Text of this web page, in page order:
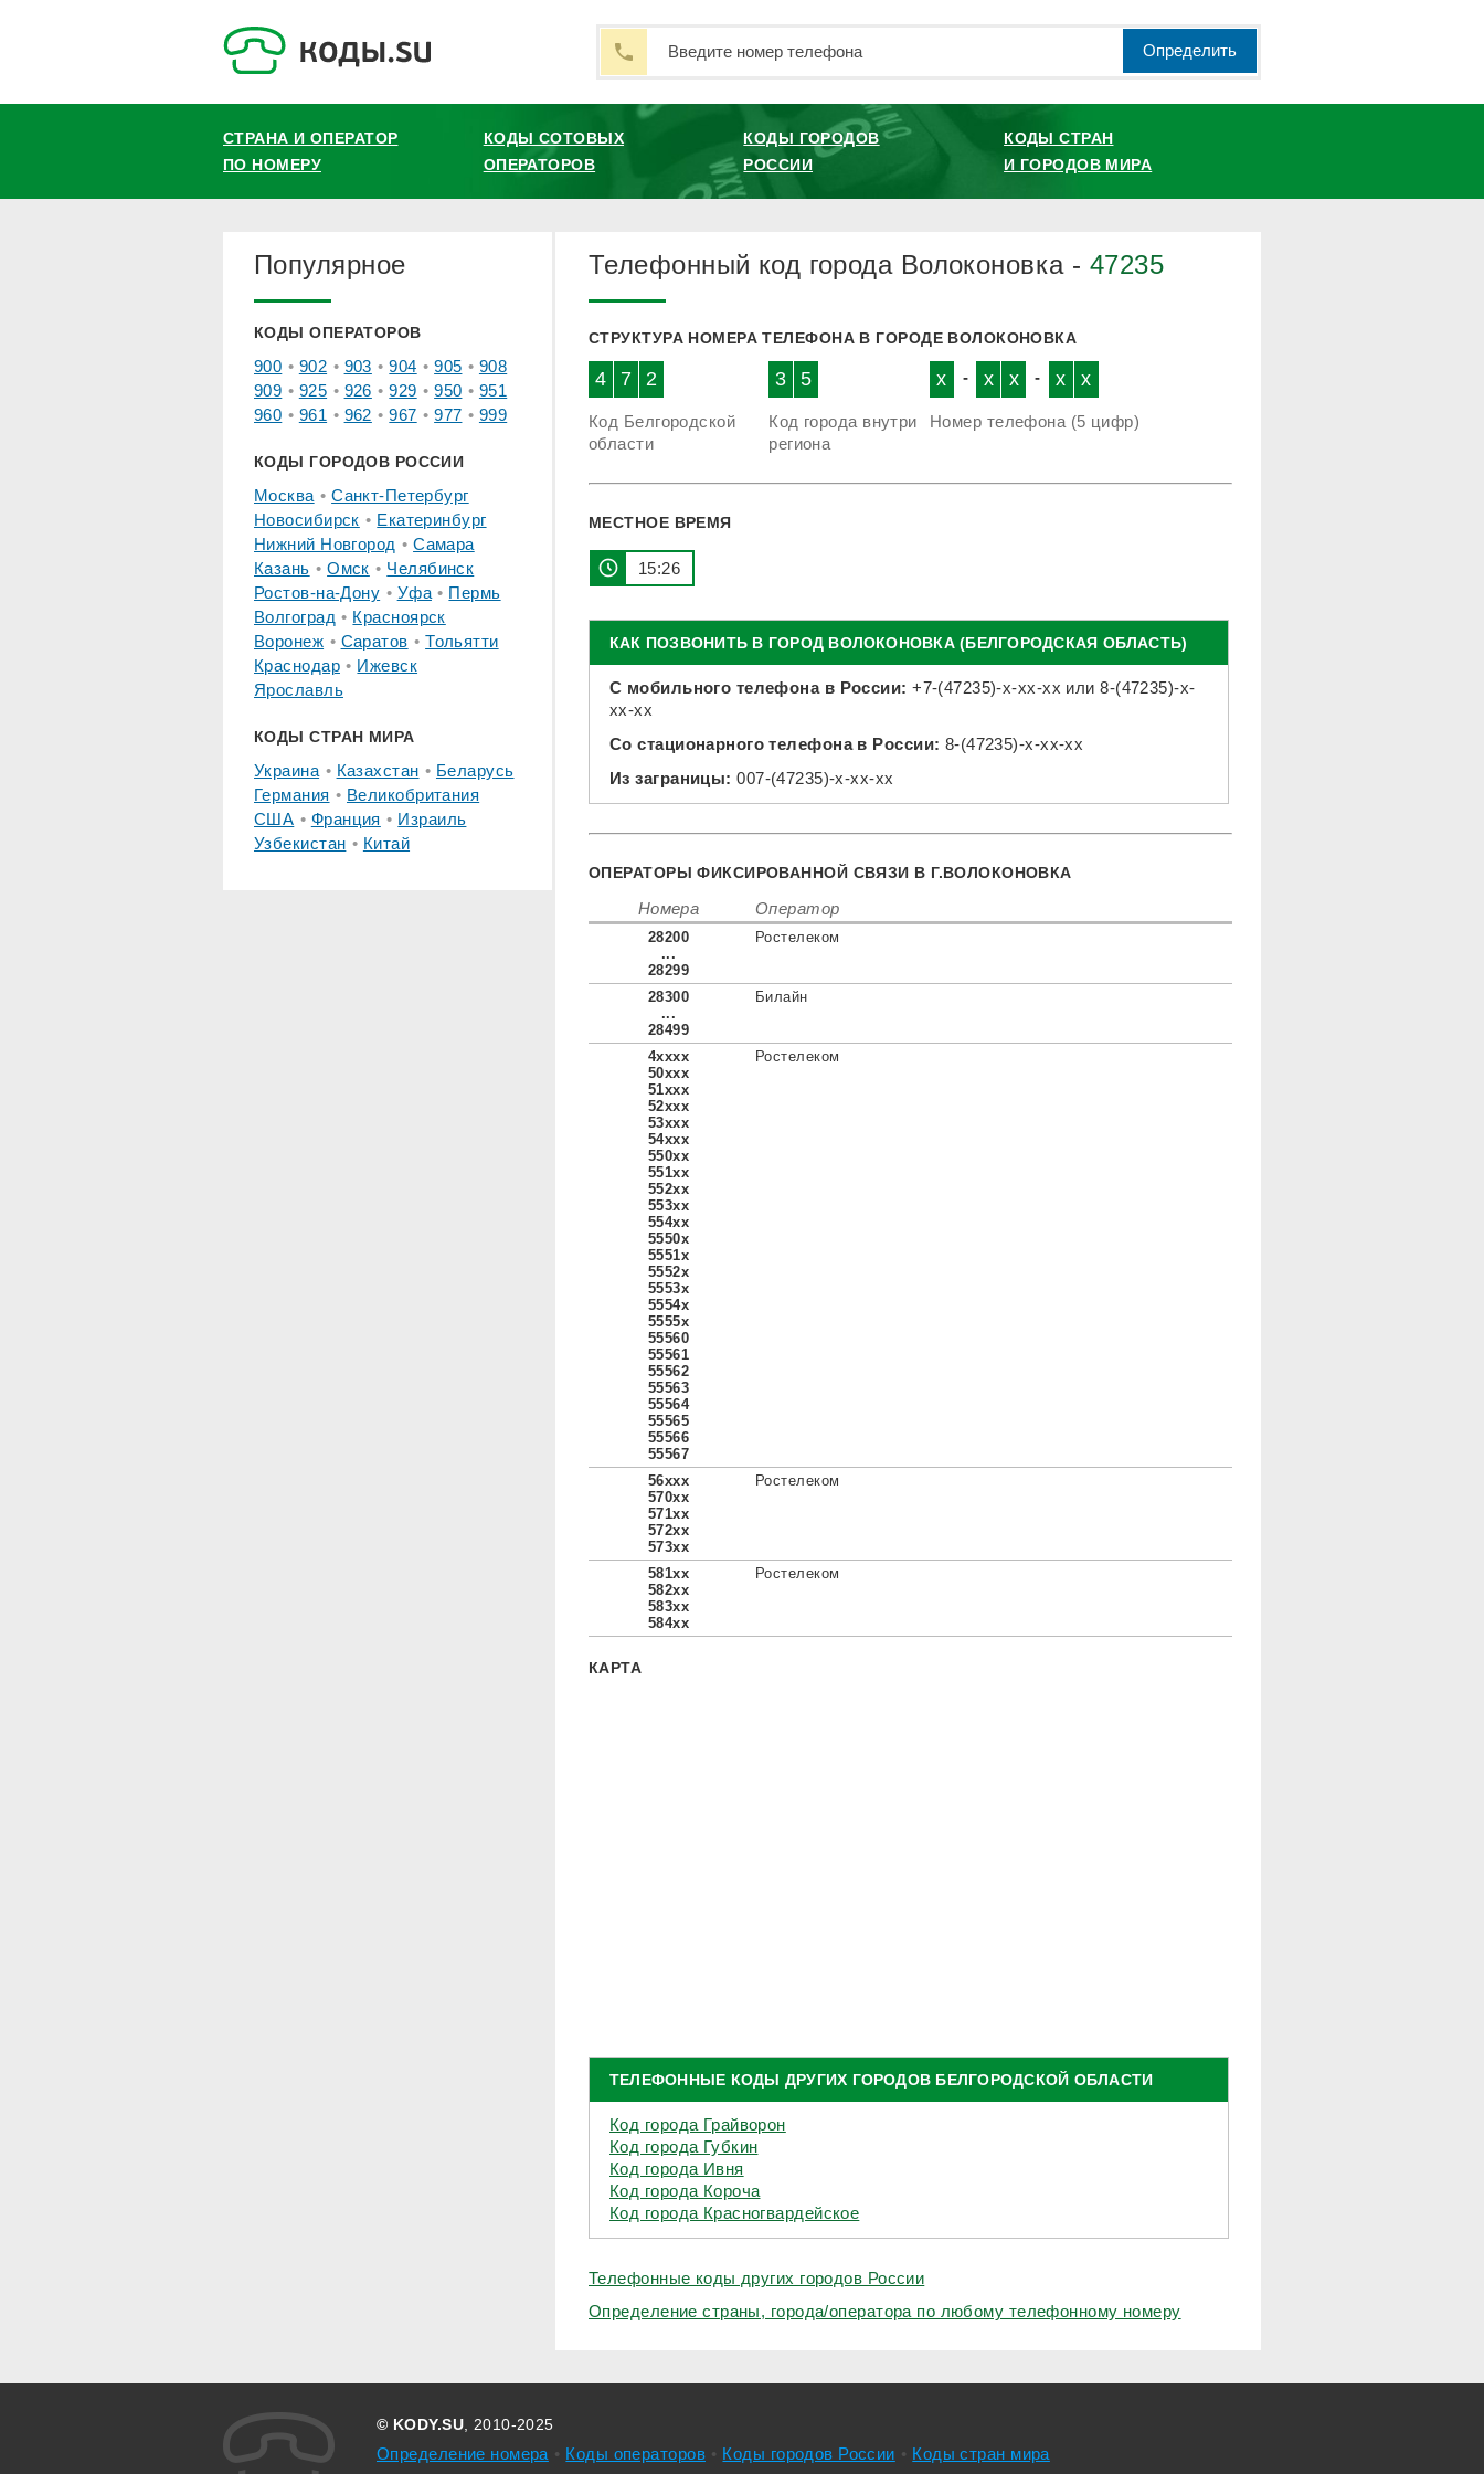
Определить
СТРАНА И ОПЕРАТОР
ПО НОМЕРУ
КОДЫ СОТОВЫХ
ОПЕРАТОРОВ
КОДЫ ГОРОДОВ
РОССИИ
КОДЫ СТРАН
И ГОРОДОВ МИРА
Телефонный код города Волоконовка - 47235
СТРУКТУРА НОМЕРА ТЕЛЕФОНА В ГОРОДЕ ВОЛОКОНОВКА
4 7 2
Код Белгородской
области
3 5
Код города внутри
региона
x - x x - x x
Номер телефона (5 цифр)
МЕСТНОЕ ВРЕМЯ
15:26
КАК ПОЗВОНИТЬ В ГОРОД ВОЛОКОНОВКА (БЕЛГОРОДСКАЯ ОБЛАСТЬ)
С мобильного телефона в России: +7-(47235)-x-xx-xx или8-(47235)-x-
xx-xx
Со стационарного телефона в России: 8-(47235)-x-xx-xx
Из заграницы: 007-(47235)-x-xx-xx
ОПЕРАТОРЫ ФИКСИРОВАННОЙ СВЯЗИ В Г.ВОЛОКОНОВКА
Номера Оператор
28200
...
28299
Ростелеком
28300
...
28499
Билайн
4xxxx
50xxx
51xxx
52xxx
53xxx
54xxx
550xx
551xx
552xx
553xx
554xx
5550x
5551x
5552x
5553x
5554x
5555x
55560
55561
55562
55563
55564
55565
55566
55567
Ростелеком
56xxx
570xx
571xx
572xx
573xx
Ростелеком
581xx
582xx
583xx
584xx
Ростелеком
КАРТА
ТЕЛЕФОННЫЕ КОДЫ ДРУГИХ ГОРОДОВ БЕЛГОРОДСКОЙ ОБЛАСТИ
Код города Грайворон
Код города Губкин
Код города Ивня
Код города Короча
Код города Красногвардейское
Телефонные коды других городов России
Определение страны, города/оператора по любому телефонному номеру
Популярное
КОДЫ ОПЕРАТОРОВ
900 902 903 904 905
908
909
925 926 929 950
951
960
961 962 967 977 999
КОДЫ ГОРОДОВ РОССИИ
Москва
Санкт-Петербург
Новосибирск
Екатеринбург
Нижний Новгород
Самара
Казань
Омск
Челябинск
Ростов-на-Дону
Уфа
Пермь
Волгоград
Красноярск
Воронеж
Саратов
Тольятти
Краснодар
Ижевск
Ярославль
КОДЫ СТРАН МИРА
Украина Казахстан
Беларусь
Германия
Великобритания
США
Франция
Израиль
Узбекистан
Китай
© KODY.SU, 2010-2025
Определение номера Коды операторов Коды городов России
Коды стран мира